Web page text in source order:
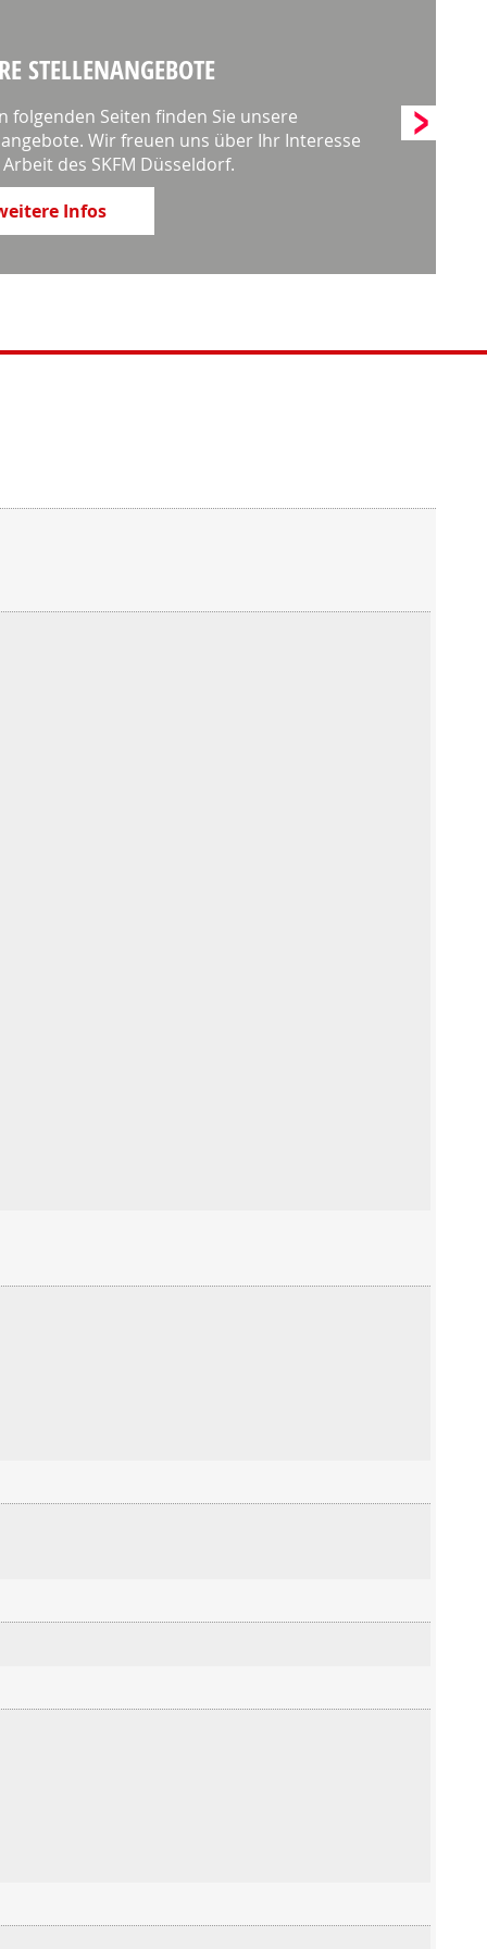
STELLENANGEBOTE
folgenden Seiten finden Sie unsere
Wir freuen uns über Ihr Interesse
des SKFM Düsseldorf.
Infos